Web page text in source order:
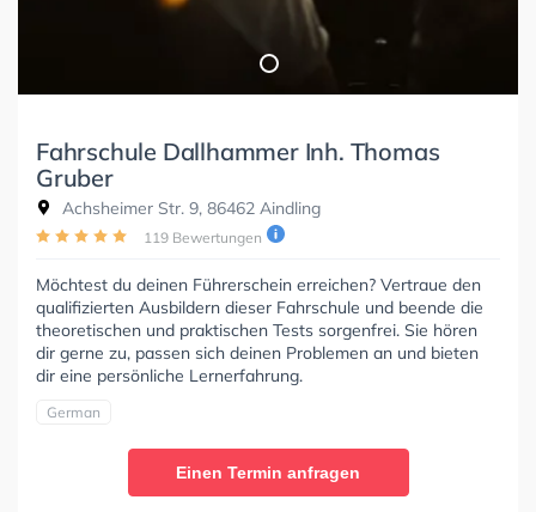
Fahrschule Dallhammer Inh. Thomas
Gruber
Achsheimer Str. 9, 86462 Aindling
119 Bewertungen
Möchtest du deinen Führerschein erreichen? Vertraue den
qualifizierten Ausbildern dieser Fahrschule und beende die
theoretischen und praktischen Tests sorgenfrei. Sie hören
dir gerne zu, passen sich deinen Problemen an und bieten
dir eine persönliche Lernerfahrung.
German
Einen Termin anfragen